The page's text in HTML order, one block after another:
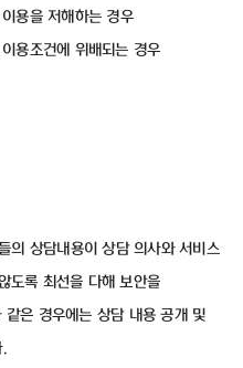
용을 저해하는 경우
용조건에 위배되는 경우
의 상담내용이 상담 의사와 서비스
도록 최선을 다해 보안을
같은 경우에는 상담 내용 공개 및
.